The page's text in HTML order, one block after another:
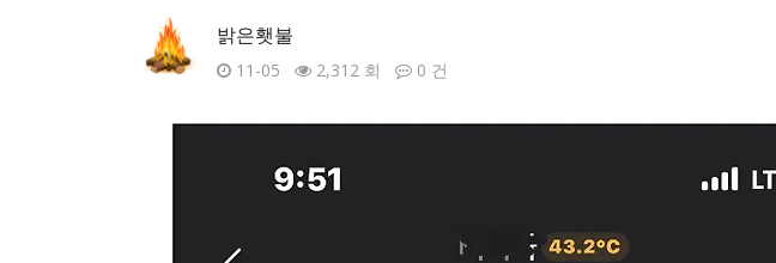
밝은횃불
11-05 2,312 회 0 건